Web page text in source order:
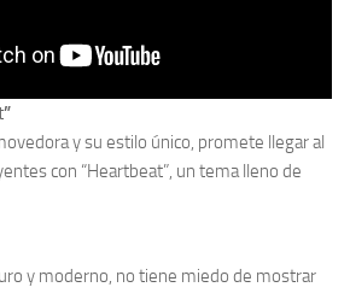
y su estilo único, promete llegar al
con “Heartbeat”, un tema lleno de
y moderno, no tiene miedo de mostrar